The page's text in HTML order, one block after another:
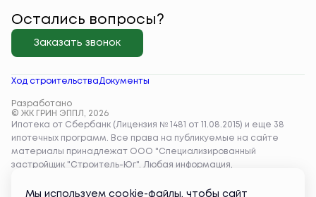
Ход строительстваДокументы
Разработано
© ЖК ГРИН ЭППЛ, 2026
Остались вопросы?
Заказать звонок
Мы используем cookie-файлы, чтобы сайт